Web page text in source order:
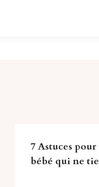
7 Astuces
bébé qui ne